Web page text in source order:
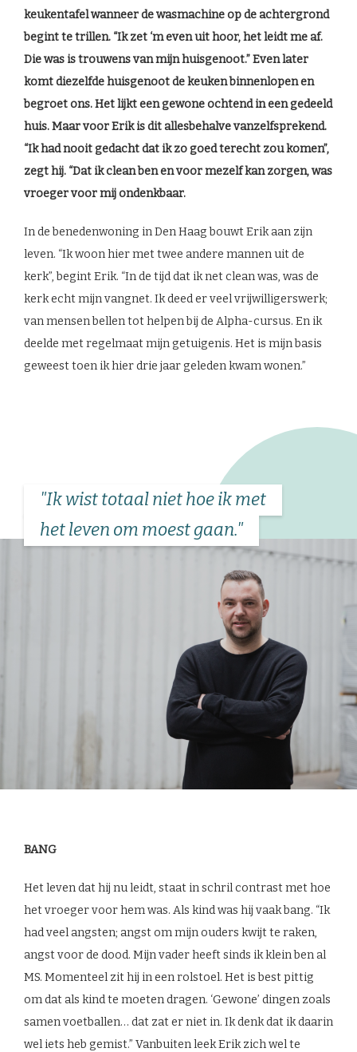
keukentafel wanneer de wasmachine op de achtergrond
begint te trillen. “Ik zet ‘m even uit hoor, het leidt me af.
Die was is trouwens van mijn huisgenoot.” Even later
komt diezelfde huisgenoot de keuken binnenlopen en
begroet ons. Het lijkt een gewone ochtend in een gedeeld
huis. Maar voor Erik is dit allesbehalve vanzelfsprekend.
“Ik had nooit gedacht dat ik zo goed terecht zou komen”,
zegt hij. “Dat ik clean ben en voor mezelf kan zorgen, was
vroeger voor mij ondenkbaar.
In de benedenwoning in Den Haag bouwt Erik aan zijn
leven. “Ik woon hier met twee andere mannen uit de
kerk”, begint Erik. “In de tijd dat ik net clean was, was de
kerk echt mijn vangnet. Ik deed er veel vrijwilligerswerk;
van mensen bellen tot helpen bij de Alpha-cursus. En ik
deelde met regelmaat mijn getuigenis. Het is mijn basis
geweest toen ik hier drie jaar geleden kwam wonen.”
"Ik wist totaal niet hoe ik met
het leven om moest gaan."
BANG
Het leven dat hij nu leidt, staat in schril contrast met hoe
het vroeger voor hem was. Als kind was hij vaak bang. “Ik
had veel angsten; angst om mijn ouders kwijt te raken,
angst voor de dood. Mijn vader heeft sinds ik klein ben al
MS. Momenteel zit hij in een rolstoel. Het is best pittig
om dat als kind te moeten dragen. ‘Gewone’ dingen zoals
samen voetballen… dat zat er niet in. Ik denk dat ik daarin
wel iets heb gemist.” Vanbuiten leek Erik zich wel te